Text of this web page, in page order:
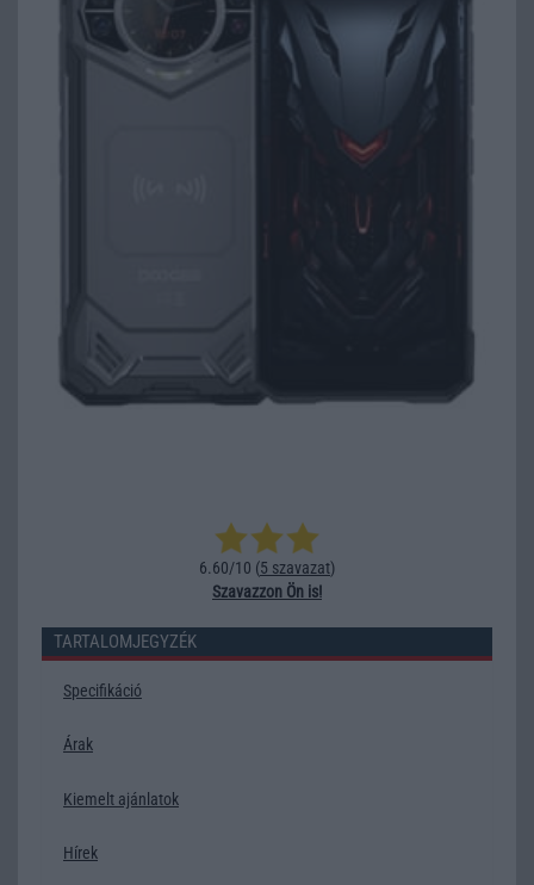
6.60/10 (5 szavazat)
Szavazzon Ön is!
TARTALOMJEGYZÉK
Specifikáció
Árak
Kiemelt ajánlatok
Hírek